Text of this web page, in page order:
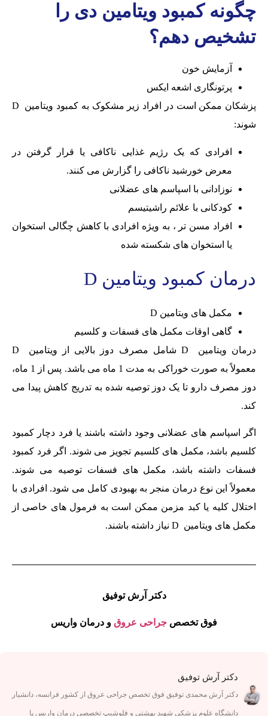
چگونه کمبود ویتامین دی را
تشخیص دهم؟
آزمایش خون
پرتونگاری اشعه ایکس
پزشکان ممکن است در افراد زیر مشکوک به کمبود ویتامین D
شوند:
افرادی که یک رژیم غذایی ناکافی یا قرار گرفتن در
معرض خورشید ناکافی را گزارش می کنند.
نوزادانی با اسپاسم های عضلانی
کودکانی با علائم راشیتیسم
افراد مسن تر ، به ویژه افرادی با کاهش چگالی استخوان
یا استخوان های شکسته شده
درمان کمبود ویتامین D
مکمل های ویتامین D
گاهی اوقات مکمل های فسفات و کلسیم
درمان ویتامین D شامل مصرف دوز بالایی از ویتامین D
معمولاً به صورت خوراکی به مدت 1 ماه می باشد. پس از 1 ماه،
دوز مصرف دارو تا یک دوز توصیه شده به تدریج کاهش پیدا می
کند.
اگر اسپاسم های عضلانی وجود داشته باشند یا فرد دچار کمبود
کلسیم باشد، مکمل های کلسیم تجویز می شوند. اگر فرد کمبود
فسفات داشته باشد، مکمل های فسفات توصیه می شوند.
معمولاً این نوع درمان منجر به بهبودی کامل می شود. افرادی با
اختلال کلیه یا کبد مزمن ممکن است به فرمول های خاصی از
مکمل های ویتامین D نیاز داشته باشند.
دکتر آرش توفیق
فوق تخصص جراحی عروق و درمان واریس
دکتر آرش توفیق
دکتر آرش محمدی توفیق فوق تخصص جراحی عروق از کشور فرانسه، دانشیار
دانشگاه علوم پزشکی شهید بهشتی و فلوشیپ تخصصی درمان واریس پا